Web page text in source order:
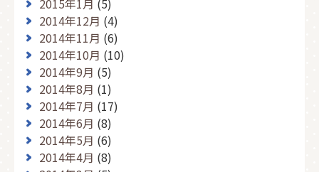
2015年1月 (5)
2014年12月 (4)
2014年11月 (6)
2014年10月 (10)
2014年9月 (5)
2014年8月 (1)
2014年7月 (17)
2014年6月 (8)
2014年5月 (6)
2014年4月 (8)